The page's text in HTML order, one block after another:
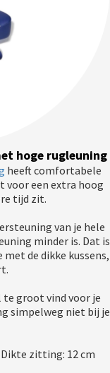
hoge rugleuning
heeft comfortabele
voor een extra hoog
tijd zit.
van je hele
minder is. Dat is
de dikke kussens,
te groot vind voor je
simpelweg niet bij je
Dikte zitting: 12 cm